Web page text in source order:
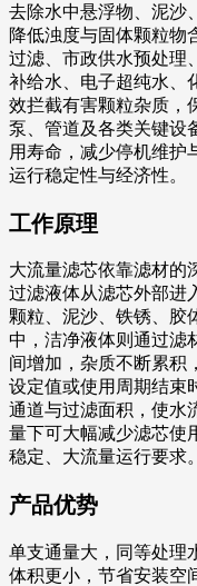
去除水中悬浮物、泥沙
降低浊度与固体颗粒物
过滤、市政供水预处理
补给水、电子超纯水、
效拦截有害颗粒杂质，
泵、管道及各类关键设
用寿命，减少停机维护
运行稳定性与经济性。
工作原理
大流量滤芯依靠滤材的
过滤液体从滤芯外部进
颗粒、泥沙、铁锈、胶
中，洁净液体则通过滤
间增加，杂质不断累积
设定值或使用周期结束
通道与过滤面积，使水
量下可大幅减少滤芯使
稳定、大流量运行要求。
产品优势
单支通量大，同等处理
体积更小，节省安装空